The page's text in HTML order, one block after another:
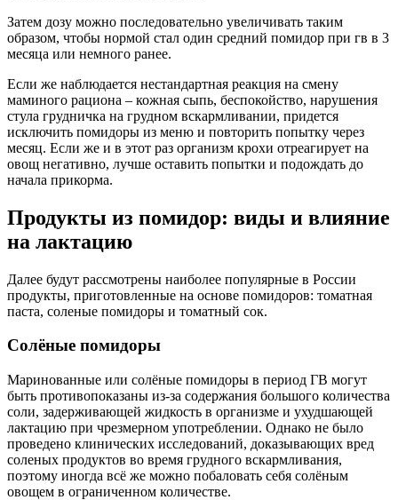
Затем дозу можно последовательно увеличивать таким
образом, чтобы нормой стал один средний помидор при гв в 3
месяца или немного ранее.
Если же наблюдается нестандартная реакция на смену
маминого рациона – кожная сыпь, беспокойство, нарушения
стула грудничка на грудном вскармливании, придется
исключить помидоры из меню и повторить попытку через
месяц. Если же и в этот раз организм крохи отреагирует на
овощ негативно, лучше оставить попытки и подождать до
начала прикорма.
Продукты из помидор: виды и влияние
на лактацию
Далее будут рассмотрены наиболее популярные в России
продукты, приготовленные на основе помидоров: томатная
паста, соленые помидоры и томатный сок.
Солёные помидоры
Маринованные или солёные помидоры в период ГВ могут
быть противопоказаны из-за содержания большого количества
соли, задерживающей жидкость в организме и ухудшающей
лактацию при чрезмерном употреблении. Однако не было
проведено клинических исследований, доказывающих вред
соленых продуктов во время грудного вскармливания,
поэтому иногда всё же можно побаловать себя солёным
овощем в ограниченном количестве.